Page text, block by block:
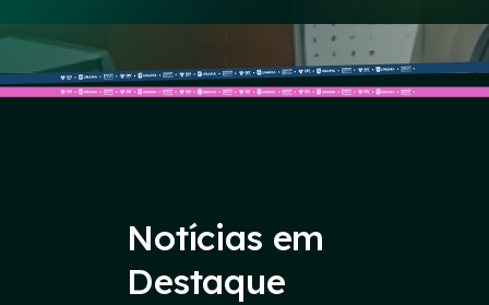
Notícias em
Destaque